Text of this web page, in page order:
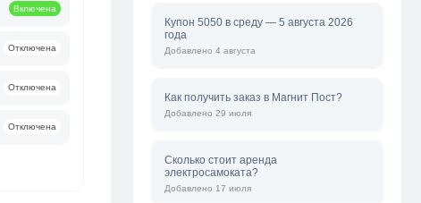
Включена
Отключена
Отключена
Отключена
Купон 5050 в среду — 5 августа 2026
года
Добавлено 4 августа
Как получить заказ в Магнит Пост?
Добавлено 29 июля
Сколько стоит аренда
электросамоката?
Добавлено 17 июля